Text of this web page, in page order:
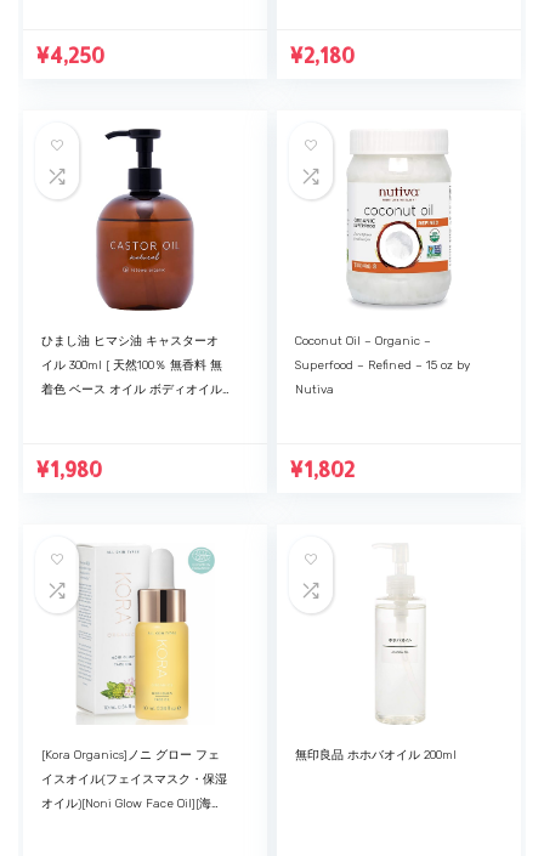
¥4,250 ¥2,180
ひまし油 ヒマシ油 キャスターオ
イル 300ml [ 天然100％ 無香料 無
着色 ベース オイル ボディオイル
¥1,980
Coconut Oil – Organic –
Superfood – Refined – 15 oz by
Nutiva
¥1,802
[Kora Organics]ノニ グロー フェ
イスオイル(フェイスマスク・保湿
オイル)[Noni Glow Face Oil][海外
無印良品 ホホバオイル 200ml